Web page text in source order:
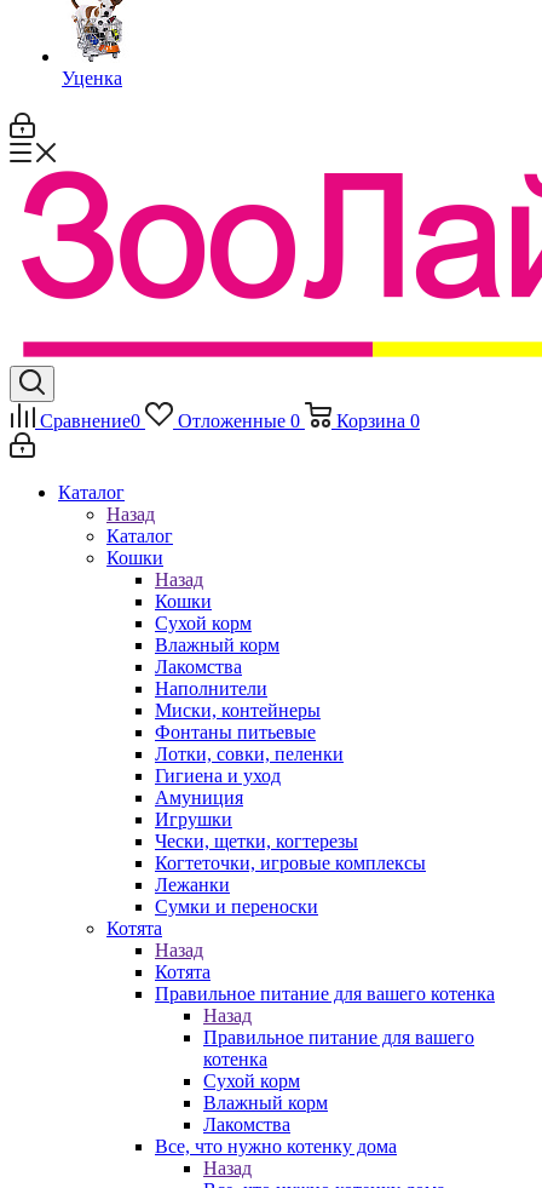
Уценка
Сравнение0 Отложенные 0 Корзина 0
Каталог
Назад
Каталог
Кошки
Назад
Кошки
Сухой корм
Влажный корм
Лакомства
Наполнители
Миски, контейнеры
Фонтаны питьевые
Лотки, совки, пеленки
Гигиена и уход
Амуниция
Игрушки
Чески, щетки, когтерезы
Когтеточки, игровые комплексы
Лежанки
Сумки и переноски
Котята
Назад
Котята
Правильное питание для вашего котенка
Назад
Правильное питание для вашего
котенка
Сухой корм
Влажный корм
Лакомства
Все, что нужно котенку дома
Назад